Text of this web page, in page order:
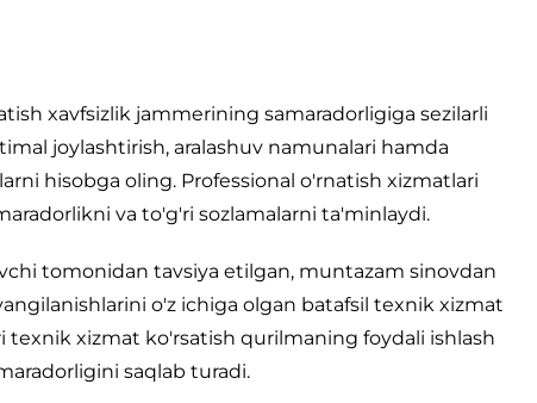
xavfsizlik jammerining samaradorligiga sezilarli
joylashtirish, aralashuv namunalari hamda
hisobga oling. Professional o'rnatish xizmatlari
va to'g'ri sozlamalarni ta'minlaydi.
tomonidan tavsiya etilgan, muntazam sinovdan
o'z ichiga olgan batafsil texnik xizmat
texnik xizmat ko'rsatish qurilmaning foydali ishlash
saqlab turadi.